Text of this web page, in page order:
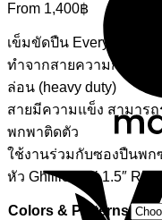
From 1,400฿
เข็มขัดปืน Everyday
ทำจากสายความกว้าง
ล่อน (heavy duty)
สายมีความแข็ง สามาร
พกพาติดตัว
ใช้งานร่วมกับซองปืนพก
หัว GhillieTEX 1.5″
Colors & Patterns